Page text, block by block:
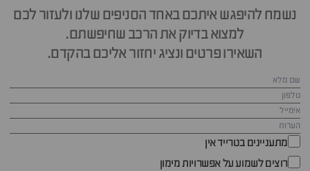
נשמח להיפגש איתכם באחד הסניפים שלנו ולעזור לכם
למצוא בדיוק את הרכב שחיפשתם.
השאירו פרטים ונציג יחזור אליכם בהקדם.
מתעניינים בטרייד אין
רוצים לשמוע על אפשרויות מימון